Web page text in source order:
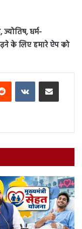
धर्म-
के लिए हमारे ऐप को
Reddit VKontakteShare via Email